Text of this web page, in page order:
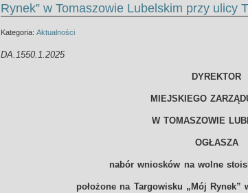
Rynek” w Tomaszowie Lubelskim przy ulicy
Kategoria:Aktualności
DA.1550.1.2025
DYREKTOR
MIEJSKIEGO
W TOMASZOWIE
OGŁASZA
nabór wniosków na wolne
położone na Targowisku „Mój Rynek”